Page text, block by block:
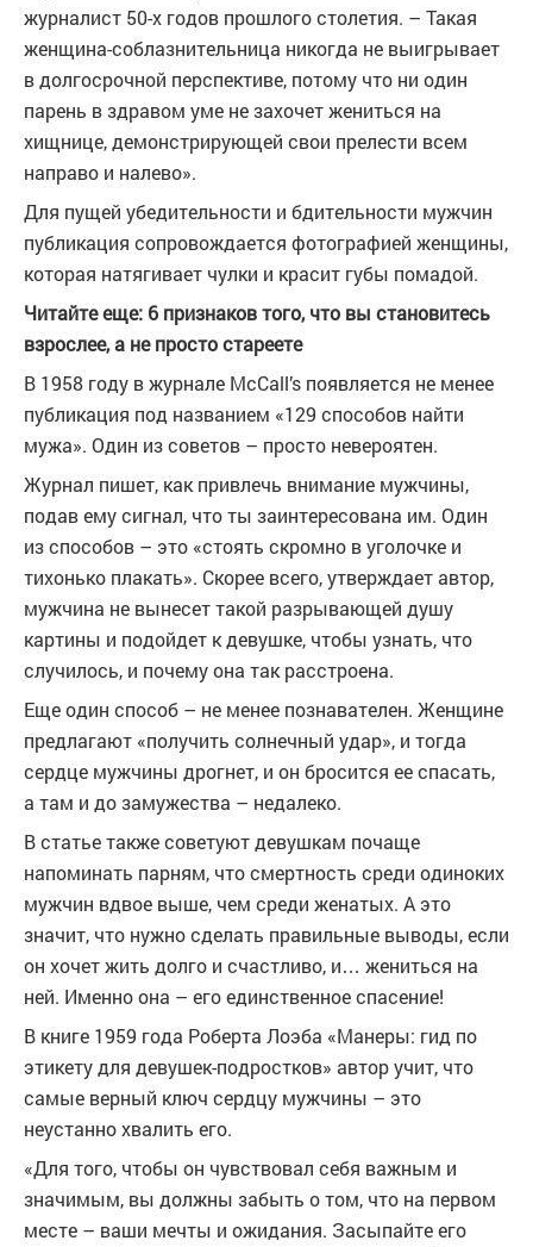
журналист 50-х годов прошлого столетия. – Такая
женщина-соблазнительница никогда не выигрывает
в долгосрочной перспективе, потому что ни один
парень в здравом уме не захочет жениться на
хищнице, демонстрирующей свои прелести всем
направо и налево».
Для пущей убедительности и бдительности мужчин
публикация сопровождается фотографией женщины,
которая натягивает чулки и красит губы помадой.
Читайте еще: 6 признаков того, что вы становитесь
взрослее, а не просто стареете
В 1958 году в журнале McCall’s появляется не менее
публикация под названием «129 способов найти
мужа». Один из советов – просто невероятен.
Журнал пишет, как привлечь внимание мужчины,
подав ему сигнал, что ты заинтересована им. Один
из способов – это «стоять скромно в уголочке и
тихонько плакать». Скорее всего, утверждает автор,
мужчина не вынесет такой разрывающей душу
картины и подойдет к девушке, чтобы узнать, что
случилось, и почему она так расстроена.
Еще один способ – не менее познавателен. Женщине
предлагают «получить солнечный удар», и тогда
сердце мужчины дрогнет, и он бросится ее спасать,
а там и до замужества – недалеко.
В статье также советуют девушкам почаще
напоминать парням, что смертность среди одиноких
мужчин вдвое выше, чем среди женатых. А это
значит, что нужно сделать правильные выводы, если
он хочет жить долго и счастливо, и… жениться на
ней. Именно она – его единственное спасение!
В книге 1959 года Роберта Лоэба «Манеры: гид по
этикету для девушек-подростков» автор учит, что
самые верный ключ сердцу мужчины – это
неустанно хвалить его.
«Для того, чтобы он чувствовал себя важным и
значимым, вы должны забыть о том, что на первом
месте – ваши мечты и ожидания. Засыпайте его